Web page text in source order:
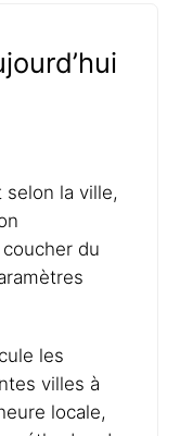
selon la ville,
du
les
villes à
locale,